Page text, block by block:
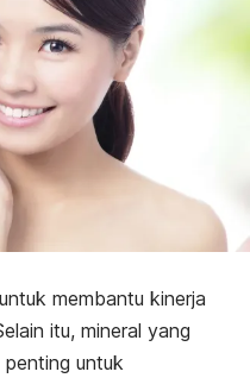
membantu kinerja
itu, mineral yang
untuk